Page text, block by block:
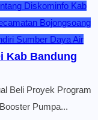
Diskominfo Kab
Bojongsoang
Sumber Daya Air
Kab Bandung
Beli Proyek Program
Pumpa...